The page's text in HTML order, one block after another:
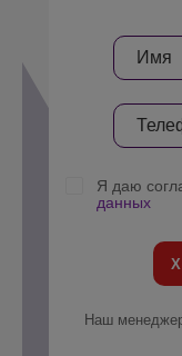
Я даю
данных
Наш